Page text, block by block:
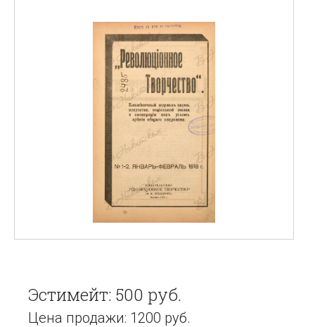
Эстимейт: 500 руб.
Цена продажи: 1200 руб.